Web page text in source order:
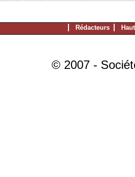
Rédacteurs
© 2007 -